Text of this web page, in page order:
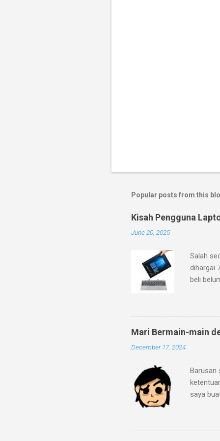
Popular posts from this
Kisah Pengguna
June 20, 2025
Salah
dihargai
beli
dan
mineral
dengan
bahwa
ini
eMMC
Mari Bermain-main
December 17, 2024
Barusan
saya
sebagai